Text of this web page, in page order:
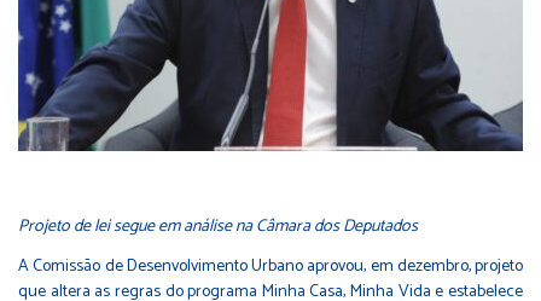
Projeto de lei segue em análise na Câmara dos Deputados
A Comissão de Desenvolvimento Urbano aprovou, em dezembro, projeto
que altera as regras do programa Minha Casa, Minha Vida e estabelece